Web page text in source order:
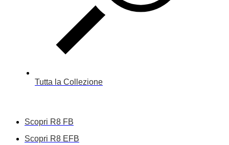
Tutta la Collezione
Scopri R8 FB
Scopri R8 EFB